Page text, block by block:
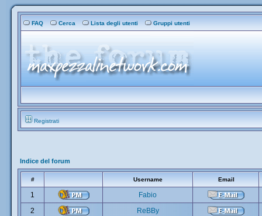
FAQ Cerca Lista degli utenti Gruppi utenti
Registrati
Indice del forum
# Username Email
1
Fabio
2
ReBBy